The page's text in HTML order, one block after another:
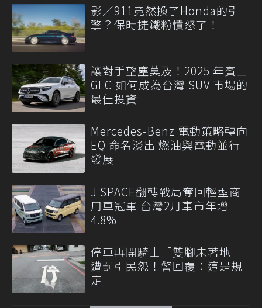
影／911竟然換了Honda的引
擎？保時捷鐵粉憤怒了！
讓對手望塵莫及！2025 年賓士
GLC 如何成為台灣 SUV 市場的
最佳投資
Mercedes-Benz 電動策略轉向
EQ 命名淡出 燃油與電動並行
發展
J SPACE翻轉戰局奪回輕型商
用車冠軍 台灣2月車市年增
4.8%
停車再開騎士「雙腳未著地」
遭罰引民怨！警回覆：這是規
定